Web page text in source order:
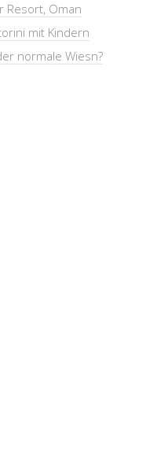
Resort, Oman
mit Kindern
normale Wiesn?